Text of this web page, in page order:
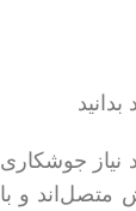
جوشکاری
متصل‌اند و با